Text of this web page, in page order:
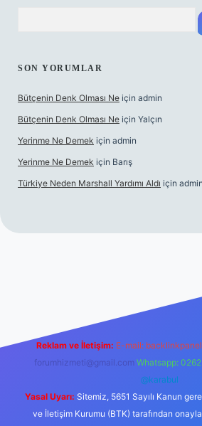
SON YORUMLAR
Bütçenin Denk Olması Ne için admin
Bütçenin Denk Olması Ne için Yalçın
Yerinme Ne Demek için admin
Yerinme Ne Demek için Barış
Türkiye Neden Marshall Yardımı Aldı için admin
Reklam ve İletişim: E-mail:
forumhizmeti@gmail.com Whatsapp:
@karabul
Yasal Uyarı: Sitemiz, 5651 Sayılı Kanun
ve İletişim Kurumu (BTK) tarafından